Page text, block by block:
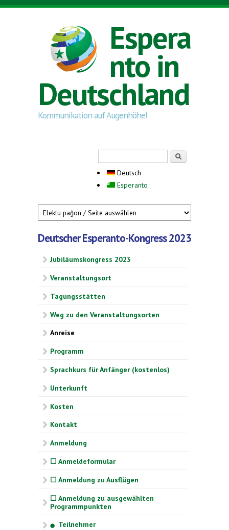
Direkt zum Inhalt
Espera
nto in
Deutschland
Kommunikation auf Augenhöhe!
Deutsch
Esperanto
Deutscher Esperanto-Kongress 2023
Jubiläumskongress 2023
Veranstaltungsort
Tagungsstätten
Weg zu den Veranstaltungsorten
Anreise
Programm
Sprachkurs für Anfänger (kostenlos)
Unterkunft
Kosten
Kontakt
Anmeldung
☐ Anmeldeformular
☐ Anmeldung zu Ausflügen
☐ Anmeldung zu ausgewählten
Programmpunkten
⬤ Teilnehmer